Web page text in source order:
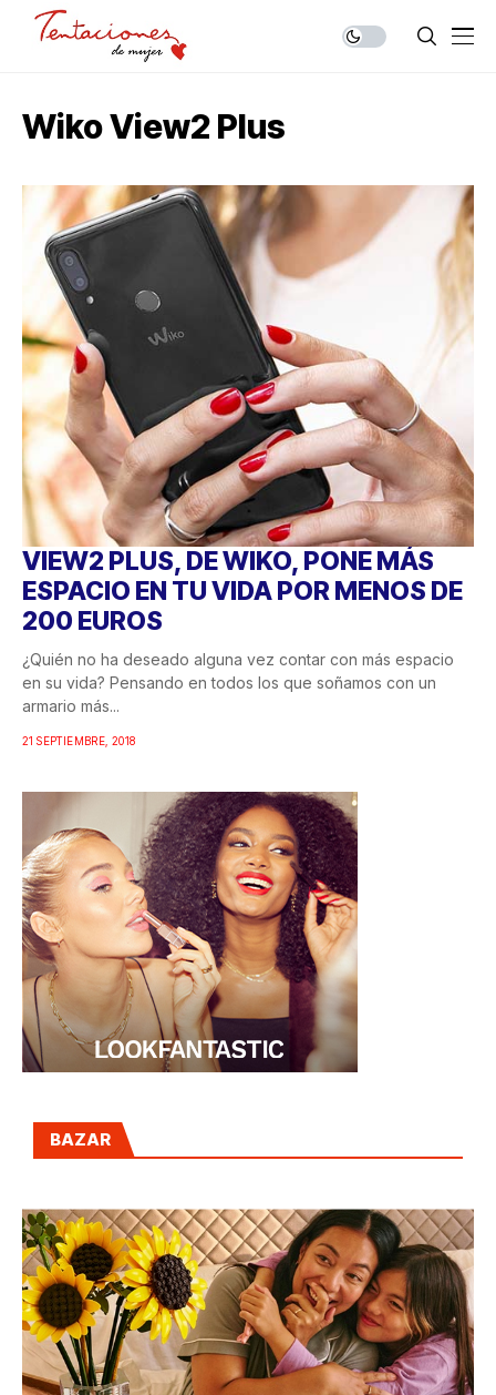
Wiko View2 Plus
VIEW2 PLUS, DE WIKO, PONE MÁS
ESPACIO EN TU VIDA POR MENOS DE
200 EUROS
¿Quién no ha deseado alguna vez contar con más espacio
en su vida? Pensando en todos los que soñamos con un
armario más...
21 SEPTIEMBRE, 2018
BAZAR